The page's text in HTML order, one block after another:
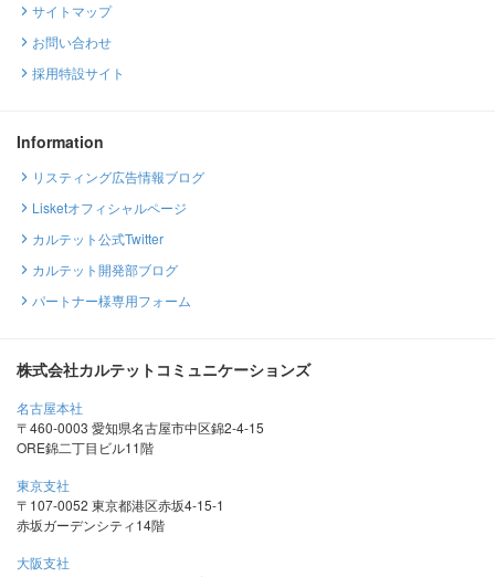
サイトマップ
お問い合わせ
採用特設サイト
Information
リスティング広告情報ブログ
Lisketオフィシャルページ
カルテット公式Twitter
カルテット開発部ブログ
パートナー様専用フォーム
株式会社カルテットコミュニケーションズ
名古屋本社
〒460-0003 愛知県名古屋市中区錦2-4-15
ORE錦二丁目ビル11階
東京支社
〒107-0052 東京都港区赤坂4-15-1
赤坂ガーデンシティ14階
大阪支社